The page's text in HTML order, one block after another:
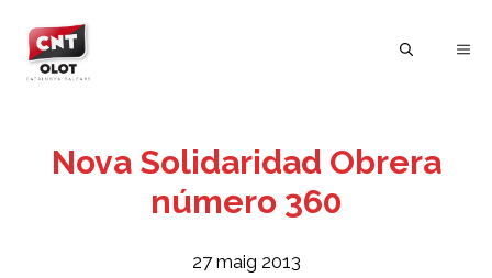
contingut
Nova Solidaridad Obrera
número 360
27 maig 2013